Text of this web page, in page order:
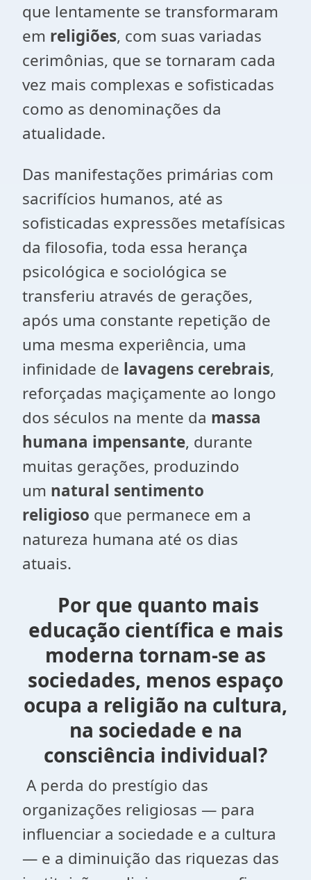
que lentamente se transformaram
em religiões, com suas variadas
cerimônias, que se tornaram cada
vez mais complexas e sofisticadas
como as denominações da
atualidade.
Das manifestações primárias com
sacrifícios humanos, até as
sofisticadas expressões metafísicas
da filosofia, toda essa herança
psicológica e sociológica se
transferiu através de gerações,
após uma constante repetição de
uma mesma experiência, uma
infinidade de lavagens cerebrais,
reforçadas maçiçamente ao longo
dos séculos na mente da massa
humana impensante, durante
muitas gerações, produzindo
um natural sentimento
religioso que permanece em a
natureza humana até os dias
atuais.
Por que quanto mais
educação científica e mais
moderna tornam-se as
sociedades, menos espaço
ocupa a religião na cultura,
na sociedade e na
consciência individual?
A perda do prestígio das
organizações religiosas — para
influenciar a sociedade e a cultura
— e a diminuição das riquezas das